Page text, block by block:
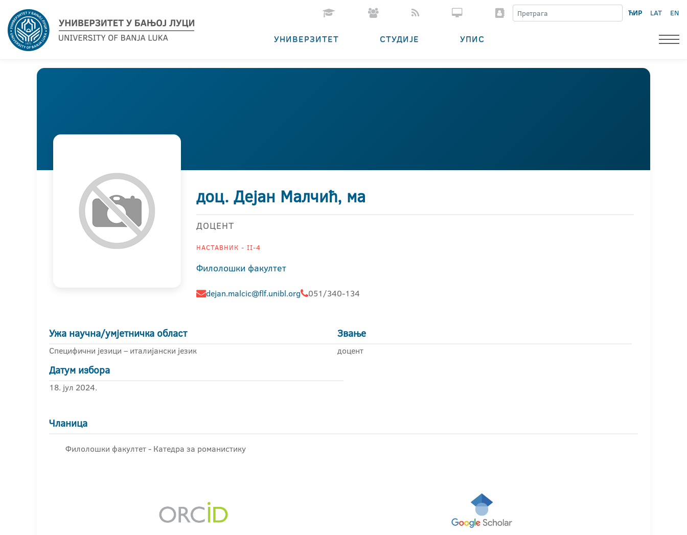
ЋИР LAT EN
УНИВЕРЗИТЕТ СТУДИЈЕ УПИС
доц. Дејан Малчић, ма
ДОЦЕНТ
НАСТАВНИК - II-4
Филолошки факултет
dejan.malcic@flf.unibl.org 051/340-134
Ужа научна/умјетничка област
Специфични језици – италијански језик
Звање
доцент
Датум избора
18. јул 2024.
Чланица
Филолошки факултет - Катедра за романистику